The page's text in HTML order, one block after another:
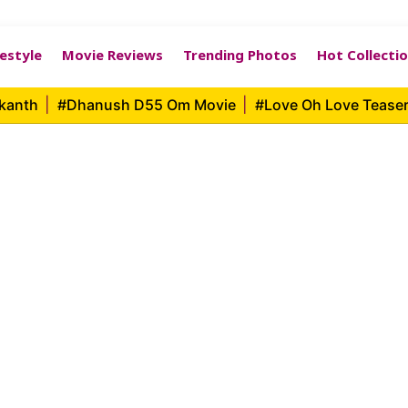
Movie Reviews Trending Photos Hot
#Dhanush D55 Om Movie #Love Oh Love Teaser